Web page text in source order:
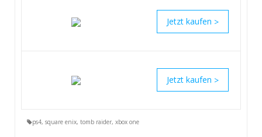
>
>
ps4, square enix, tomb raider, xbox one